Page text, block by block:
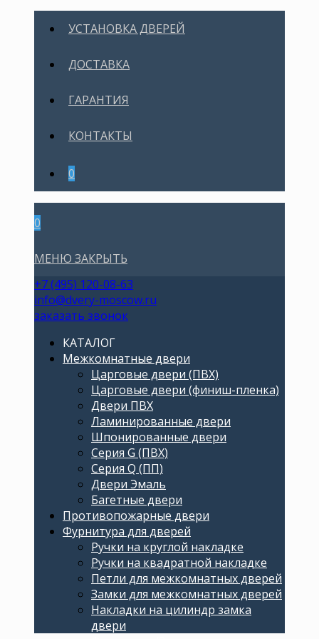
УСТАНОВКА ДВЕРЕЙ
ДОСТАВКА
ГАРАНТИЯ
КОНТАКТЫ
0
0
МЕНЮ ЗАКРЫТЬ
+7 (495) 120-08-63
info@dvery-moscow.ru
заказать звонок
КАТАЛОГ
Межкомнатные двери
Царговые двери (ПВХ)
Царговые двери (финиш-пленка)
Двери ПВХ
Ламинированные двери
Шпонированные двери
Серия G (ПВХ)
Серия Q (ПП)
Двери Эмаль
Багетные двери
Противопожарные двери
Фурнитура для дверей
Ручки на круглой накладке
Ручки на квадратной накладке
Петли для межкомнатных дверей
Замки для межкомнатных дверей
Накладки на цилиндр замка
двери